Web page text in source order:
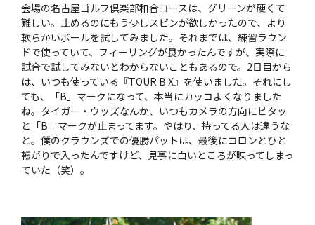
会場の名古屋ゴルフ倶楽部和合コースは、グリーンが硬くて
難しい。止めるのにもう少しスピンが欲しかったので、より
軟らかいボールを試してみました。それまでは、練習ラウン
ドで使っていて、フィーリングが良かったんですが、実際に
試合で試してみないとわからないこともあるので。2日目から
は、いつも使っている『TOUR B X』を使いました。それにし
ても、「B」マークになって、本当にカッコよくなりました
ね。タイガー・ウッズなんか、いつもカメラの方向にピタッ
と「B」マークが止まってます。やはり、持ってる人は違うな
と。僕のクラウンズでの優勝パットは、最後にコロンとひと
転がりで入ったんですけど、見事に白いところが映ってしまっ
ていた（笑）。